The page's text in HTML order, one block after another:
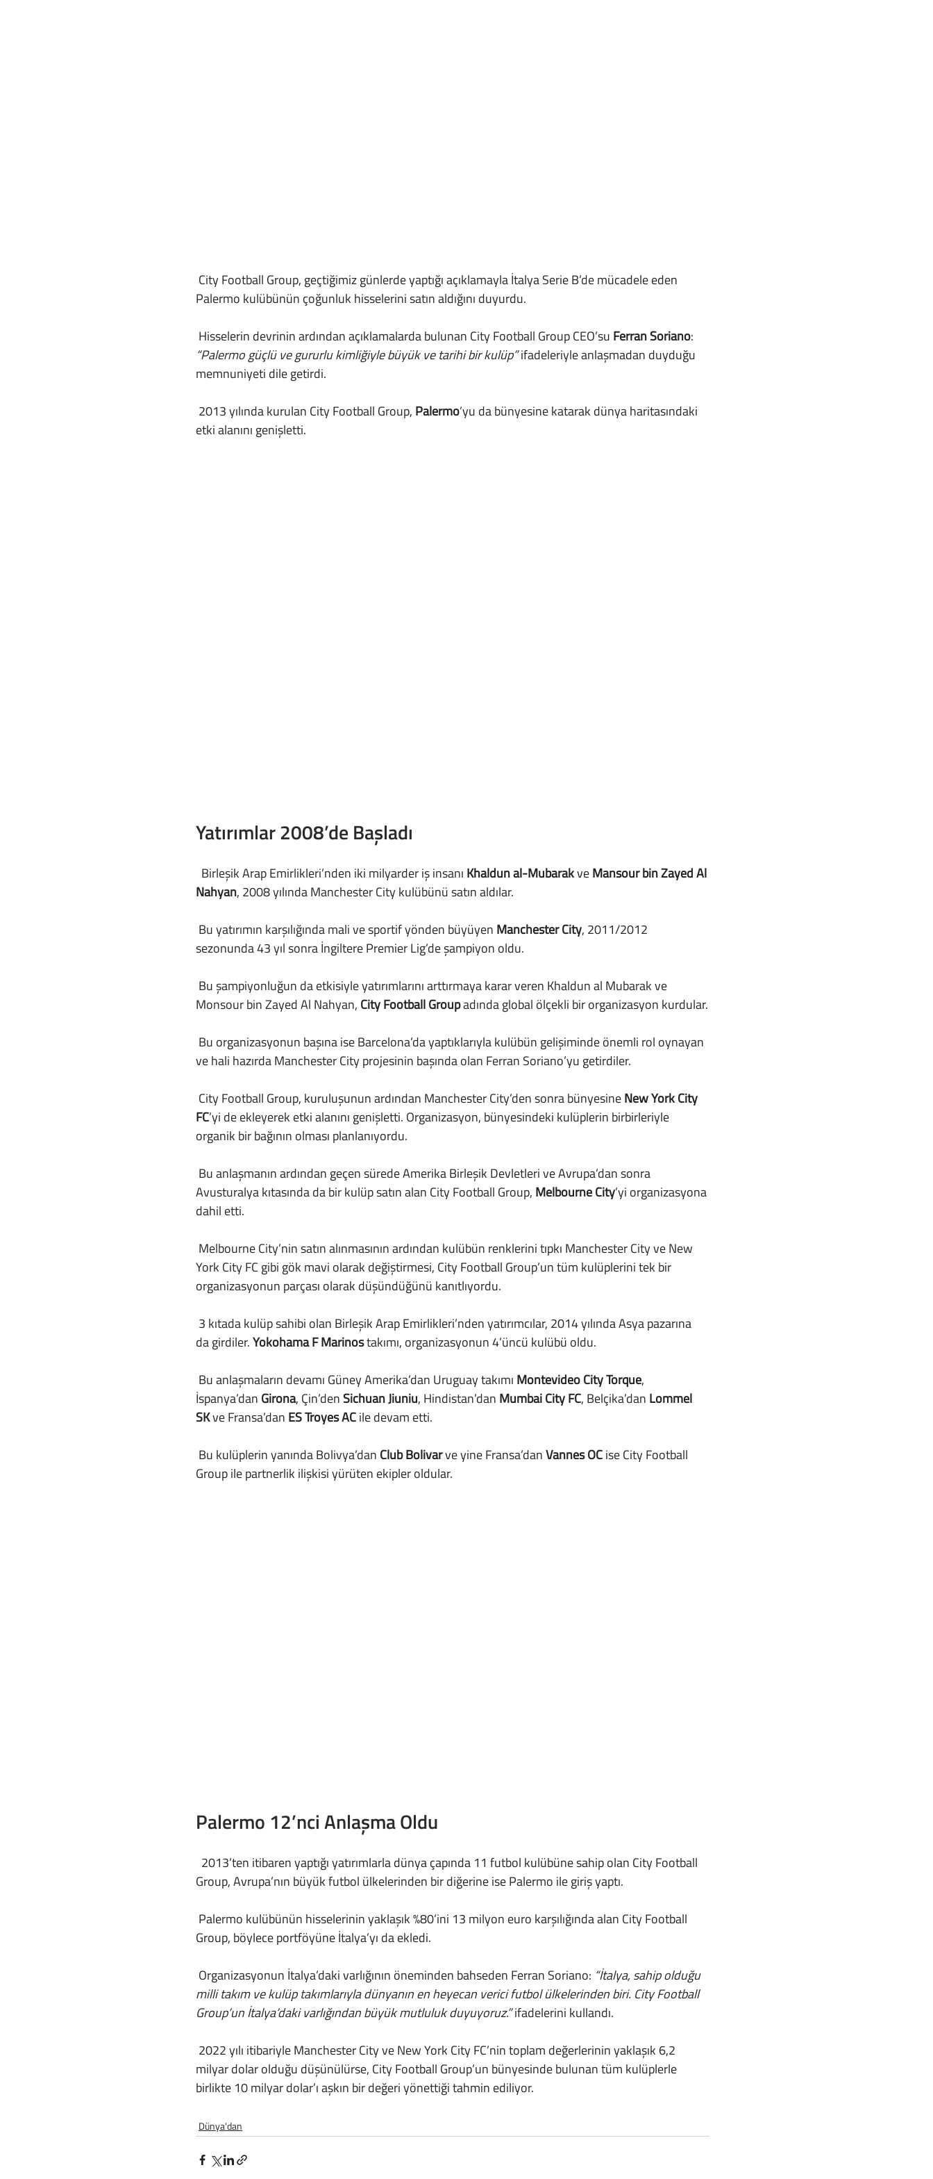
Palermo kulübünün çoğunluk hisselerini satın aldığını duyurdu.
Hisselerin devrinin ardından açıklamalarda bulunan City Football Group CEO’su Ferran Soriano:
“Palermo güçlü ve gururlu kimliğiyle büyük ve tarihi bir kulüp” ifadeleriyle anlaşmadan duyduğu
memnuniyeti dile getirdi.
2013 yılında kurulan City Football Group, Palermo’yu da bünyesine katarak dünya haritasındaki
etki alanını genişletti.
Yatırımlar 2008’de Başladı
  Birleşik Arap Emirlikleri’nden iki milyarder iş insanı
Khaldun al-Mubarak ve Mansour bin Zayed Al
Nahyan, 2008 yılında Manchester City kulübünü satın aldılar.
Bu yatırımın karşılığında mali ve sportif yönden büyüyen Manchester City, 2011/2012
sezonunda 43 yıl sonra İngiltere Premier Lig’de şampiyon oldu.
Monsour bin Zayed Al Nahyan, City Football Group adında global ölçekli bir organizasyon kurdular.
ve hali hazırda Manchester City projesinin başında olan Ferran Soriano’yu getirdiler.
City Football Group, kuruluşunun ardından Manchester City’den sonra bünyesine New York City
FC’yi de ekleyerek etki alanını genişletti. Organizasyon, bünyesindeki kulüplerin birbirleriyle
organik bir bağının olması planlanıyordu.
Avusturalya kıtasında da bir kulüp satın alan City Football Group, Melbourne City’yi organizasyona
dahil etti.
York City FC gibi gök mavi olarak değiştirmesi, City Football Group’un tüm kulüplerini tek bir
organizasyonun parçası olarak düşündüğünü kanıtlıyordu.
da girdiler. Yokohama F Marinos takımı, organizasyonun 4’üncü kulübü oldu.
Bu anlaşmaların devamı Güney Amerika’dan Uruguay takımı Montevideo City Torque,
İspanya’dan Girona, Çin’den Sichuan Jiuniu, Hindistan’dan Mumbai City FC, Belçika’dan Lommel
SK ve Fransa’dan ES Troyes AC ile devam etti.
Bu kulüplerin yanında Bolivya’dan Club Bolivar ve yine Fransa’dan Vannes OC ise City Football
Group ile partnerlik ilişkisi yürüten ekipler oldular.
Palermo 12’nci Anlaşma Oldu
Group, Avrupa’nın büyük futbol ülkelerinden bir diğerine ise Palermo ile giriş yaptı.
Group, böylece portföyüne İtalya’yı da ekledi.
Organizasyonun İtalya’daki varlığının öneminden bahseden Ferran Soriano: “İtalya, sahip olduğu
milli takım ve kulüp takımlarıyla dünyanın en heyecan verici futbol ülkelerinden biri. City Football
Group’un İtalya’daki varlığından büyük mutluluk duyuyoruz.” ifadelerini kullandı.
milyar dolar olduğu düşünülürse, City Football Group’un bünyesinde bulunan tüm kulüplerle
birlikte 10 milyar dolar’ı aşkın bir değeri yönettiği tahmin ediliyor.
Dünya'dan